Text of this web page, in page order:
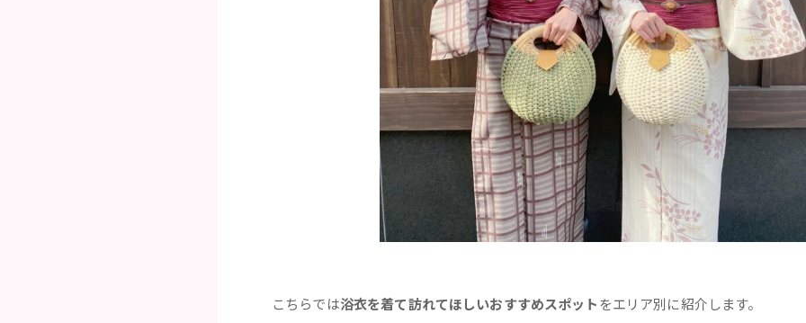
こちらでは浴衣を着て訪れてほしいおすすめスポットをエリア別に紹介します。